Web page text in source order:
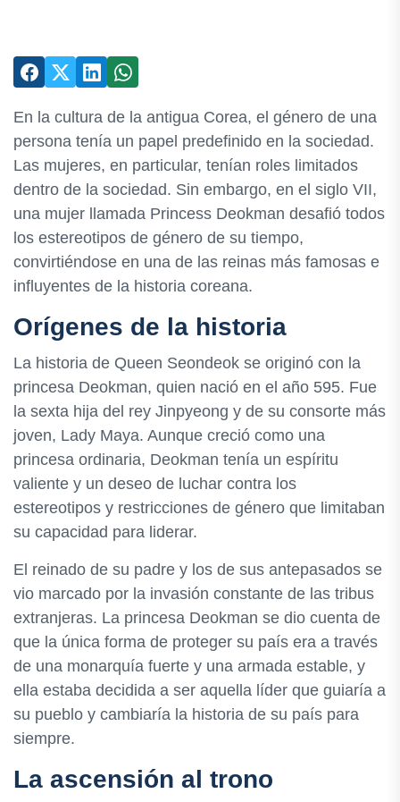
En la cultura de la antigua Corea, el género de una
persona tenía un papel predefinido en la sociedad.
Las mujeres, en particular, tenían roles limitados
dentro de la sociedad. Sin embargo, en el siglo VII,
una mujer llamada Princess Deokman desafió todos
los estereotipos de género de su tiempo,
convirtiéndose en una de las reinas más famosas e
influyentes de la historia coreana.
Orígenes de la historia
La historia de Queen Seondeok se originó con la
princesa Deokman, quien nació en el año 595. Fue
la sexta hija del rey Jinpyeong y de su consorte más
joven, Lady Maya. Aunque creció como una
princesa ordinaria, Deokman tenía un espíritu
valiente y un deseo de luchar contra los
estereotipos y restricciones de género que limitaban
su capacidad para liderar.
El reinado de su padre y los de sus antepasados se
vio marcado por la invasión constante de las tribus
extranjeras. La princesa Deokman se dio cuenta de
que la única forma de proteger su país era a través
de una monarquía fuerte y una armada estable, y
ella estaba decidida a ser aquella líder que guiaría a
su pueblo y cambiaría la historia de su país para
siempre.
La ascensión al trono